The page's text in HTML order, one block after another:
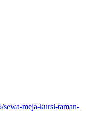
meja-kursi-taman-